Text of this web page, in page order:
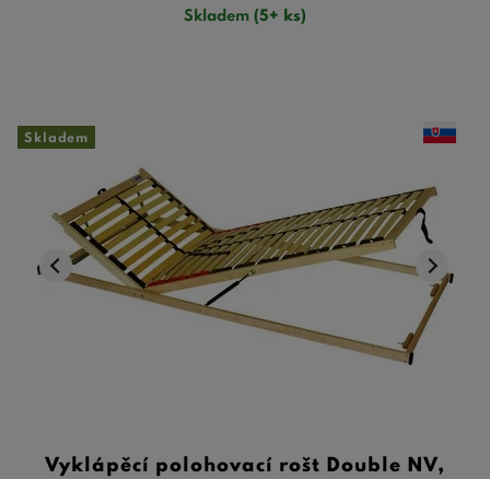
Skladem (5+ ks)
Skladem
Vyklápěcí polohovací rošt Double NV,